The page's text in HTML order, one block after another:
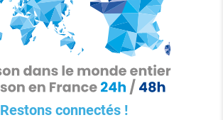
Restons connectés !